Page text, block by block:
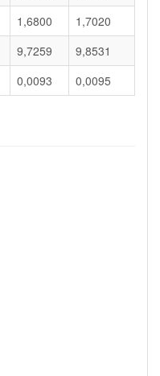
1,6800
1,7020
9,7259
9,8531
0,0093 0,0095